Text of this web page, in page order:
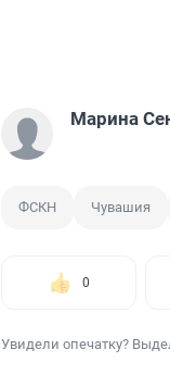
Марина
ФСКН Чувашия
0
Увидели опечатку?